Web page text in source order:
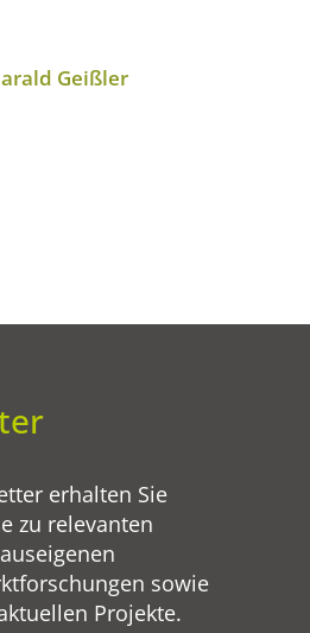
Geißler
erhalten Sie
zu relevanten
sowie
Projekte.